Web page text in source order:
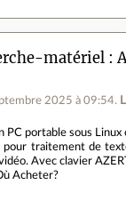
matériel
2025 à 09:54.
PC portable sous Linux
traitement de
Avec clavier
Acheter?